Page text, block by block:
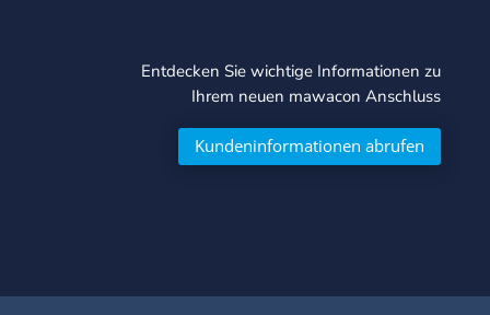
Entdecken Sie wichtige Informationen zu
Ihrem neuen mawacon Anschluss
Kundeninformationen abrufen